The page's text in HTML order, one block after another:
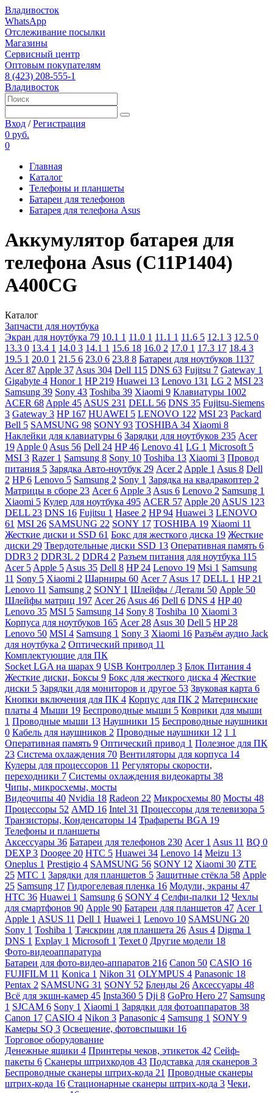
Владивосток
WhatsApp
Отслеживание посылки
Магазины
Сервисный центр
Оптовым покупателям
8 (423) 208-555-1
Владивосток
Вход /Регистрация
0 руб.
0
Главная
Каталог
Телефоны и планшеты
Батареи для телефонов
Батарея для телефона Asus
Аккумулятор батарея для
телефона Asus (C11P1404)
A400CG
Каталог
Запчасти для ноутбука
Экран для ноутбука 79 10.1 1 11.0 1 11.1 1 11.6 5 12.1 3 12.5 0
13.3 0 13.4 1 14.0 3 14.1 1 15.6 18 16.0 2 17.0 1 17.3 17 18.4 3
19.5 1 20.0 1 21.5 6 23.0 6 23.8 8 Батареи для ноутбуков 1137
Acer87 Apple 37 Asus 304 Dell 115 DNS 63 Fujitsu 7 Gateway 1
Gigabyte 4 Honor 1 HP 219 Huawei 13 Lenovo 131 LG 2 MSI 23
Samsung 39 Sony 43 Toshiba 39 Xiaomi 9 Клавиатуры 1002
ACER 68 Apple 45 ASUS 231 DELL 56 DNS 35 Fujitsu-Siemens
3 Gateway 3 HP 167 HUAWEI 5 LENOVO 122 MSI 23 Packard
Bell 5 SAMSUNG 98 SONY 93 TOSHIBA 34 Xiaomi 8
Наклейки для клавиатуры 6 Зарядки для ноутбуков 235 Acer
19 Apple 0 Asus 56 Dell 24 HP46 Lenovo 41 LG 1 Microsoft 5
MSI 3 Razer 1 Samsung 8 Sony 10 Toshiba 13 Xiaomi 3 Провод
питания 5 Зарядка Авто-ноутбук 29 Acer 2 Apple 1 Asus 8 Dell
2 HP6 Lenovo 5 Samsung 2 Sony 1 Зарядка на квадракоптер 2
Матрицы в сборе 23 Acer6 Apple 3 Asus 6 Lenovo 2 Samsung 1
Xiaomi 5 Кулер для ноутбука 495 ACER 57 Apple 20 ASUS 123
DELL 23 DNS 16 Fujitsu 1 Hasee 2 HP94 Huawei 3 LENOVO
61 MSI 26 SAMSUNG 22 SONY 17 TOSHIBA 19 Xiaomi 11
Жесткие диски и SSD 61 Бокс для жесткого диска 19 Жесткие
диски 29 Твердотельные диски SSD 13 Оперативная память 6
DDR3 2 DDR3L 2 DDR4 2 Разъем питания для ноутбука 115
Acer 5 Apple 5 Asus 35 Dell 8 HP 24 Lenovo 19 Msi 1 Samsung
11 Sony 5 Xiaomi 2 Шарниры 60 Acer 7 Asus 17 DELL 1 HP 21
Lenovo 11 Samsung 2 SONY 1 Шлейфы / Детали 50 Apple 50
Шлейфы матриц 197 Acer 26 Asus 46 Dell 6 DNS 4 HP40
Lenovo 35 MSI 5 Samsung 14 Sony 8 Toshiba 10 Xiaomi 3
Корпуса для ноутбуков 165 Acer 28 Asus 30 Dell 5 HP 28
Lenovo 50 MSI 4 Samsung 1 Sony 3 Xiaomi 16 Разъём аудио Jack
для ноутбука 2 Оптический привод 11
Комплектующие для ПК
Socket LGA на шарах 9 USB Контроллер 3 Блок Питания 4
Жесткие диски, Боксы 9 Бокс для жесткого диска 4 Жесткие
диски 5 Зарядки для мониторов и другое 53 Звуковая карта 6
Кнопки включения для ПК 4 Корпус для ПК 2 Материнские
платы 4 Мыши 19 Беспроводные мыши 5 Коврики для мыши
1 Проводные мыши 13 Наушники 15 Беспроводные наушники
0 Кабель для наушников 2 Проводные наушники 12 1 1
Оперативная память 9 Оптический привод 1 Полезное для ПК
23 Система охлаждения 70 Вентиляторы для корпуса 14
Кулеры для процессоров 11 Регуляторы скорости,
переходники 7 Системы охлаждения видеокарты 38
Чипы, микросхемы, мосты
Видеочипы 40 Nvidia 18 Radeon 22 Микросхемы 80 Мосты 48
Процессоры 52 AMD 16 Intel 31 Процессоры для телевизора 5
Транзисторы, Конденсаторы 14 Трафареты BGA 19
Телефоны и планшеты
Аксессуары 36 Батареи для телефонов 230 Acer 1 Asus 11 BQ 0
DEXP3 Doogee 20 HTC 5 Huawei 34 Lenovo 14 Meizu 13
Oneplus 1 Prestigio 4 SAMSUNG 56 SONY 12 Xiaomi 30 ZTE
25 МТС 1 Зарядки для планшетов 5 Защитные стёкла 58 Apple
25 Samsung 17 Гидрогелевая пленка 16 Модули, экраны 47
HTC 36 Huawei 1 Samsung 6 SONY 4 Селфи-палки 12 Чехлы
для смартфонов 90 Apple 90 Батареи для планшетов 47 Acer 1
Apple 1 ASUS 11 Dell 1 Huawei 1 Lenovo 10 SAMSUNG 20
Sony 1 Toshiba 1 Тачскрин для планшета 26 Asus 4 Digma 1
DNS 1 Explay 1 Microsoft 1 Texet 0 Другие модели 18
Фото-видеоаппаратура
Батареи для фото-видео-аппаратов 216 Canon 50 CASIO 16
FUJIFILM 11 Konica 1 Nikon 31 OLYMPUS 4 Panasonic 18
Pentax 2 SAMSUNG 31 SONY 52 Бленды 26 Аксессуары 48
Всё для экшн-камер 45 Insta360 5 Dji 8 GoPro Hero 27 Samsung
1 SJCAM 6 Sony 1 Xiaomi 1 Зарядки для фотоаппаратов 38
Canon 17 CASIO 4 Nikon 3 Panasonic 4 Samsung 1 SONY 9
Камеры SQ 3 Освещение, фотовспышки 16
Торговое оборудование
Денежные ящики 4 Принтеры чеков, этикеток 42 Сейф-
пакеты 6 Сканеры штрихкодов 43 Подставка для сканеров 3
Беспроводные сканеры штрих-кода 21 Проводные сканеры
штрих-кода 16 Стационарные сканеры штрих-кода 3 Чеки,